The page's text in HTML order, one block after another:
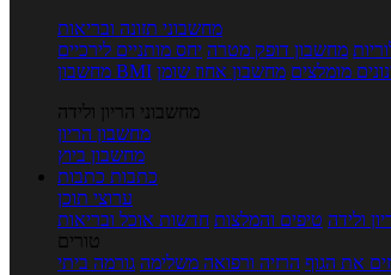
מחשבוני תזונה ובריאות
מחשבון דופק מטרה יחס מותניים לירכיים
מחשבון BMI
מומלצים מחשבון אחוז שומן
מחשבוני הריון ולידה
מחשבון הריון
מחשבון ביוץ
כתבות כתבות
ערוצי תוכן
ולידה טיפים והמלצות חדשות אוכל ובריאות
טורים
את הגוף הרזיה ורפואה משלימה גורמה ביתי